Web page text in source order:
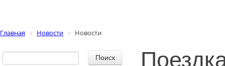
Главная Новости Новости